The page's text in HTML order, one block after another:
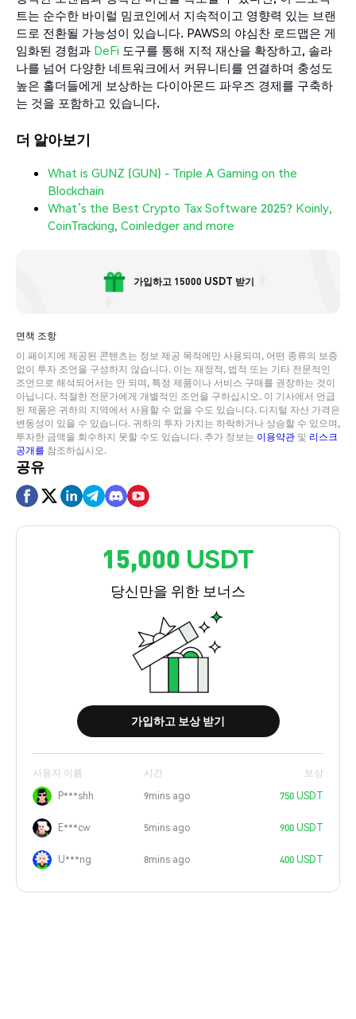
트는 순수한 바이럴 밈코인에서 지속적이고 영향력 있는 브랜
드로 전환될 가능성이 있습니다. PAWS의 야심찬 로드맵은 게
임화된 경험과 DeFi 도구를 통해 지적 재산을 확장하고, 솔라
나를 넘어 다양한 네트워크에서 커뮤니티를 연결하며 충성도
높은 홀더들에게 보상하는 다이아몬드 파우즈 경제를 구축하
는 것을 포함하고 있습니다.
더 알아보기
What is GUNZ (GUN) - Triple A Gaming on the
Blockchain
What’s the Best Crypto Tax Software 2025? Koinly,
CoinTracking, Coinledger and more
가입하고 15000 USDT 받기
면책 조항
이 페이지에 제공된 콘텐츠는 정보 제공 목적에만 사용되며, 어떤 종류의 보증
없이 투자 조언을 구성하지 않습니다. 이는 재정적, 법적 또는 기타 전문적인
조언으로 해석되어서는 안 되며, 특정 제품이나 서비스 구매를 권장하는 것이
아닙니다. 적절한 전문가에게 개별적인 조언을 구하십시오. 이 기사에서 언급
된 제품은 귀하의 지역에서 사용할 수 없을 수도 있습니다. 디지털 자산 가격은
변동성이 있을 수 있습니다. 귀하의 투자 가치는 하락하거나 상승할 수 있으며,
투자한 금액을 회수하지 못할 수도 있습니다. 추가 정보는 이용약관 및 리스크
공개를 참조하십시오.
공유
15,000 USDT
당신만을 위한 보너스
가입하고 보상 받기
사용자 이름 시간
보상
P***shh
9mins ago 750 USDT
E***cw 5mins ago 900 USDT
U***ng 8mins ago 400 USDT